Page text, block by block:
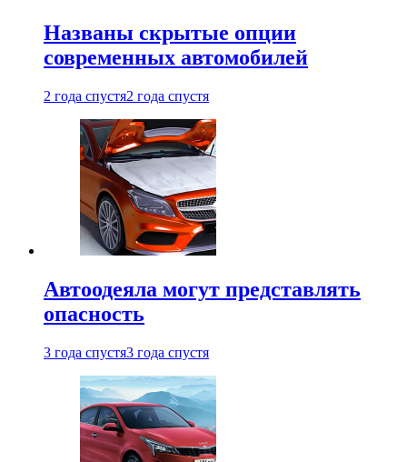
Названы скрытые опции
современных автомобилей
2 года спустя2 года спустя
Автоодеяла могут представлять
опасность
3 года спустя3 года спустя